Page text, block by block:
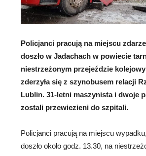
Policjanci pracują na miejscu
doszło w Jadachach w powiecie
niestrzeżonym przejeździe
zderzyła się z szynobusem relacji
Lublin. 31-letni maszynista i dwoje
zostali przewiezieni do szpitali.
Policjanci pracują na miejscu
doszło około godz. 13.30, na